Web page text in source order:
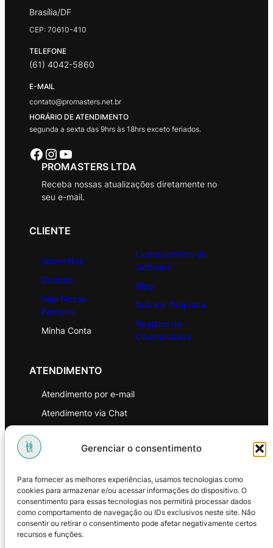
Gerenciar o consentimento
Para fornecer as melhores experiências, usamos tecnologias como
cookies para armazenar e/ou acessar informações do dispositivo. O
consentimento para essas tecnologias nos permitirá processar dados
como comportamento de navegação ou IDs exclusivos neste site. Não
consentir ou retirar o consentimento pode afetar negativamente certos
recursos e funções.
Brasília/DF
CEP: 70610-410
TELEFONE
(61) 4042-5860
E-MAIL
contato@promasters.net.br
HORÁRIO DE ATENDIMENTO
segunda a sexta das 9hrs às 18hrs exceto feriados.
Facebook Instagram Youtube
PROMASTERS LTDA
Receba nossas atualizações diretamente no
seu e-mail.
CLIENTE
Sobre Nós
Contato
Seja Nosso
Parceiro
Minha Conta
Licenciamento de
Software
Blog
Solicitar Proposta
Registro de
Oportunidade
ATENDIMENTO
Atendimento por e-mail
Atendimento via Chat
Política de Privacidade
Política de Troca e Devoluções
Política de Reembolso